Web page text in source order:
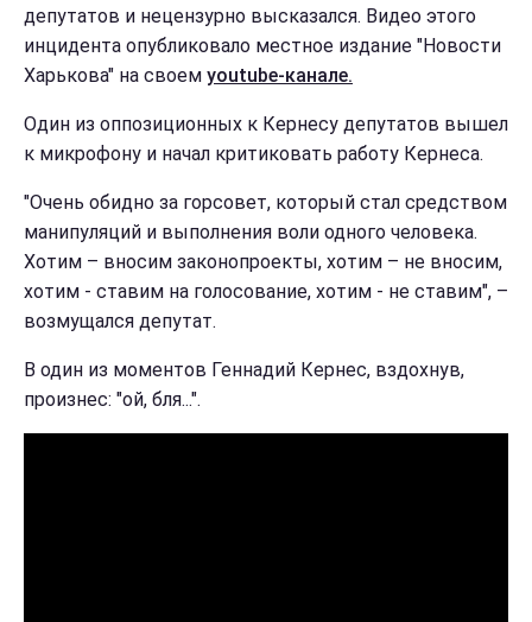
депутатов и нецензурно высказался. Видео этого
инцидента опубликовало местное издание "Новости
Харькова" на своем youtube-канале.
Один из оппозиционных к Кернесу депутатов вышел
к микрофону и начал критиковать работу Кернеса.
"Очень обидно за горсовет, который стал средством
манипуляций и выполнения воли одного человека.
Хотим – вносим законопроекты, хотим – не вносим,
хотим - ставим на голосование, хотим - не ставим", –
возмущался депутат.
В один из моментов Геннадий Кернес, вздохнув,
произнес: "ой, бля...".